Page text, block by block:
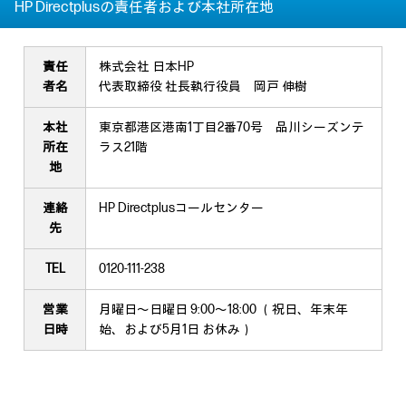
HP Directplusの責任者および本社所在地
責任
者名
株式会社 日本HP
代表取締役 社長執行役員 岡戸 伸樹
本社
所在
地
東京都港区港南1丁目2番70号 品川シーズンテ
ラス21階
連絡
先
HP Directplusコールセンター
TEL 0120-111-238
営業
日時
月曜日～日曜日 9:00～18:00 （祝日、年末年
始、および5月1日 お休み）